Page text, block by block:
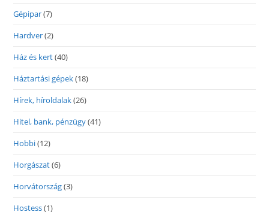
Gépipar(7)
Hardver(2)
Ház és kert(40)
Háztartási gépek(18)
Hírek, híroldalak(26)
Hitel, bank, pénzügy(41)
Hobbi(12)
Horgászat(6)
Horvátország(3)
Hostess(1)